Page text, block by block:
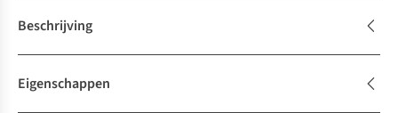
Beschrijving
Eigenschappen